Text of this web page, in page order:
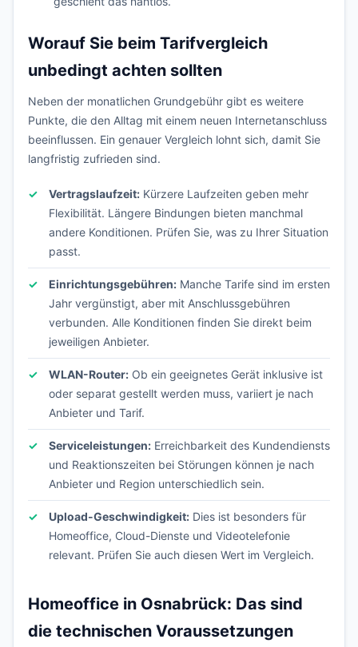
Worauf Sie beim Tarifvergleich
unbedingt achten sollten
Neben der monatlichen Grundgebühr gibt es weitere
Punkte, die den Alltag mit einem neuen Internetanschluss
beeinflussen. Ein genauer Vergleich lohnt sich, damit Sie
langfristig zufrieden sind.
Vertragslaufzeit: Kürzere Laufzeiten geben mehr
Flexibilität. Längere Bindungen bieten manchmal
andere Konditionen. Prüfen Sie, was zu Ihrer Situation
passt.
Einrichtungsgebühren: Manche Tarife sind im ersten
Jahr vergünstigt, aber mit Anschlussgebühren
verbunden. Alle Konditionen finden Sie direkt beim
jeweiligen Anbieter.
WLAN-Router: Ob ein geeignetes Gerät inklusive ist
oder separat gestellt werden muss, variiert je nach
Anbieter und Tarif.
Serviceleistungen: Erreichbarkeit des Kundendiensts
und Reaktionszeiten bei Störungen können je nach
Anbieter und Region unterschiedlich sein.
Upload-Geschwindigkeit: Dies ist besonders für
Homeoffice, Cloud-Dienste und Videotelefonie
relevant. Prüfen Sie auch diesen Wert im Vergleich.
Homeoffice in Osnabrück: Das sind
die technischen Voraussetzungen